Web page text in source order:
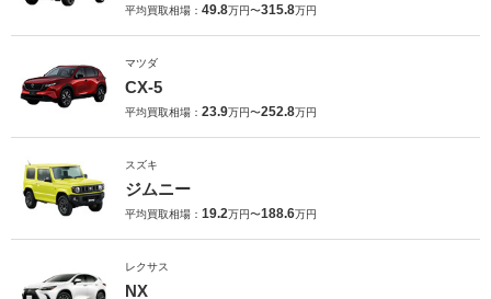
平均買取相場： 49.8万円〜315.8万円
マツダ
CX-5
平均買取相場： 23.9万円〜252.8万円
スズキ
ジムニー
平均買取相場： 19.2万円〜188.6万円
レクサス
NX